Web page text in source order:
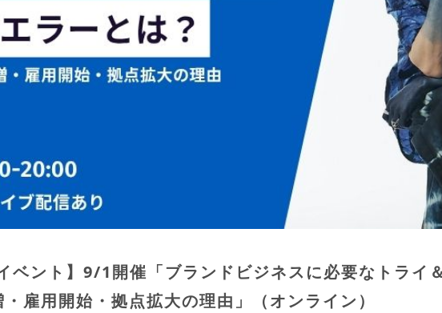
ベント】9/1開催「ブランドビジネスに必要なトライ
雇用開始・拠点拡大の理由」（オンライン）